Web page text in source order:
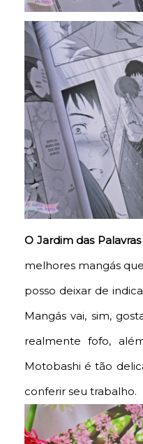
O Jardim das Palavras
melhores mangás
posso deixar de
Mangás vai, sim,
realmente fofo,
Motobashi é tão
conferir seu trabalho.